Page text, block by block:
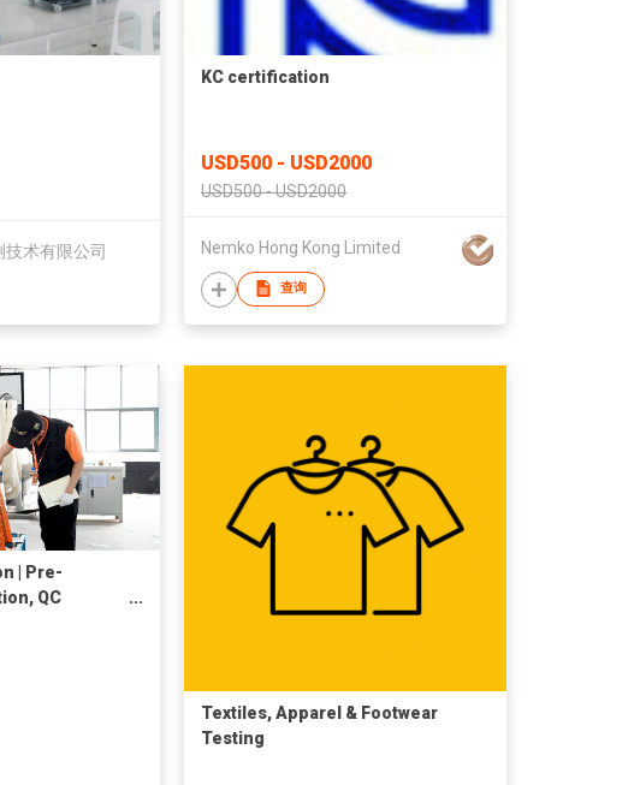
术有限公司
KC certification
USD500 - USD2000
USD500 - USD2000
Nemko Hong Kong Limited
查询
| Pre-
QC
Textiles, Apparel & Footwear
Testing